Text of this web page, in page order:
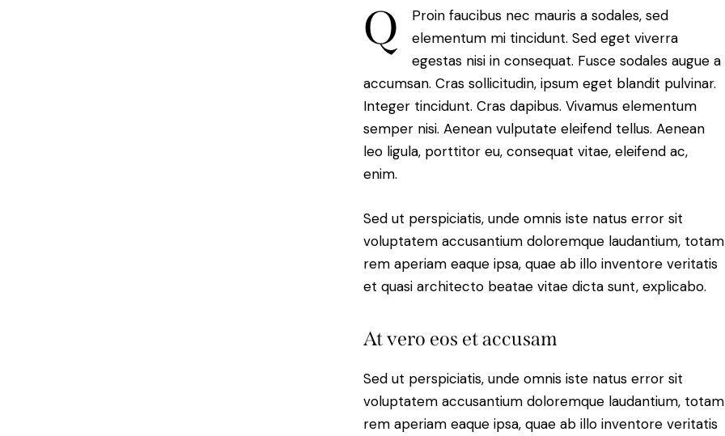
Q
Proin faucibus nec mauris a sodales, sed
elementum mi tincidunt. Sed eget viverra
egestas nisi in consequat. Fusce sodales augue a
accumsan. Cras sollicitudin, ipsum eget blandit pulvinar.
Integer tincidunt. Cras dapibus. Vivamus elementum
semper nisi. Aenean vulputate eleifend tellus. Aenean
leo ligula, porttitor eu, consequat vitae, eleifend ac,
enim.
Sed ut perspiciatis, unde omnis iste natus error sit
voluptatem accusantium doloremque laudantium, totam
rem aperiam eaque ipsa, quae ab illo inventore veritatis
et quasi architecto beatae vitae dicta sunt, explicabo.
At vero eos et accusam
Sed ut perspiciatis, unde omnis iste natus error sit
voluptatem accusantium doloremque laudantium, totam
rem aperiam eaque ipsa, quae ab illo inventore veritatis